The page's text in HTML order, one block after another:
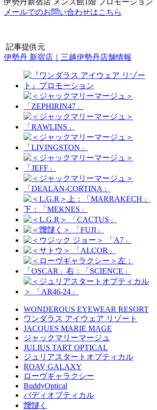
メールでのお問い合わせはこちら
記事提供元
伊勢丹 新宿店｜三越伊勢丹店舗情報
WONDEROUS EYEWEAR RESORT
ワンダラス アイウェア リゾート
JACQUES MARIE MAGE
ジャックマリーマージュ
JULIUS TART OPTICAL
ジュリアスタートオプティカル
ROAV GALAXY
ローヴギャラクシー
BuddyOptical
バディオプティカル
靉靆く